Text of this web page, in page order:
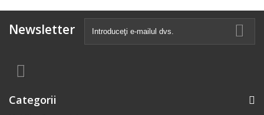
Newsletter
Categorii